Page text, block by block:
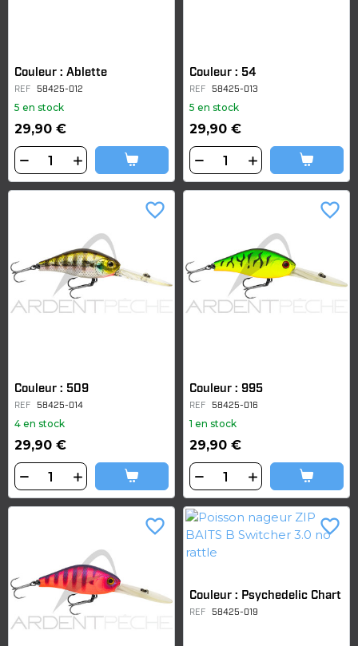
Couleur : Ablette
REF 58425-012
5 en stock
29,90 €
Couleur : 54
REF 58425-013
5 en stock
29,90 €
Couleur : 509
REF 58425-014
4 en stock
29,90 €
favorite_border
Couleur : 995
REF 58425-016
1 en stock
29,90 €
favorite_border
favorite_border
Couleur : Psychedelic Chart
REF 58425-019
favorite_border